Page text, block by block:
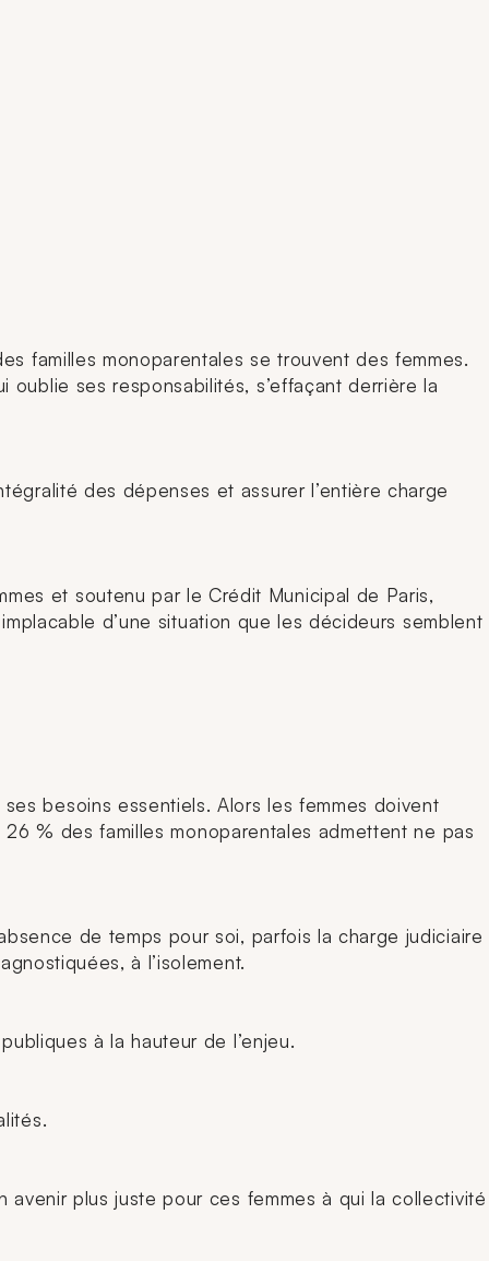
familles monoparentales se trouvent des femmes.
ses responsabilités, s’effaçant derrière la
des dépenses et assurer l’entière charge
et soutenu par le Crédit Municipal de Paris,
d’une situation que les décideurs semblent
besoins essentiels. Alors les femmes doivent
% des familles monoparentales admettent ne pas
de temps pour soi, parfois la charge judiciaire
à l’isolement.
à la hauteur de l’enjeu.
plus juste pour ces femmes à qui la collectivité